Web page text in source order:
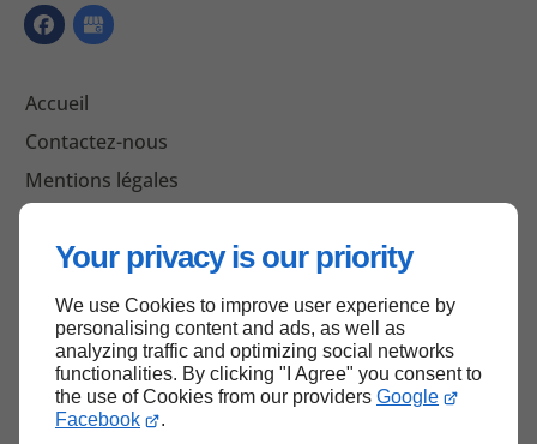
Your privacy is our priority
We use Cookies to improve user experience by
personalising content and ads, as well as
analyzing traffic and optimizing social networks
functionalities. By clicking "I Agree" you consent to
the use of Cookies from our providers Google
Facebook
.
Accueil
Contactez-nous
Mentions légales
Haut de page